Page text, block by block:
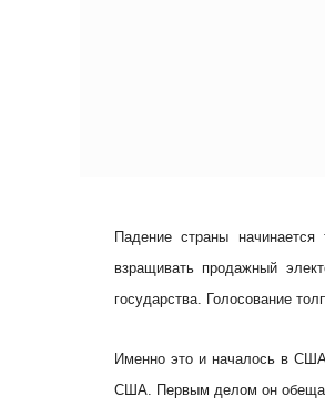
Падение страны
взращивать продажный
государства. Голосование
Именно это и началось в
США. Первым делом он обещал